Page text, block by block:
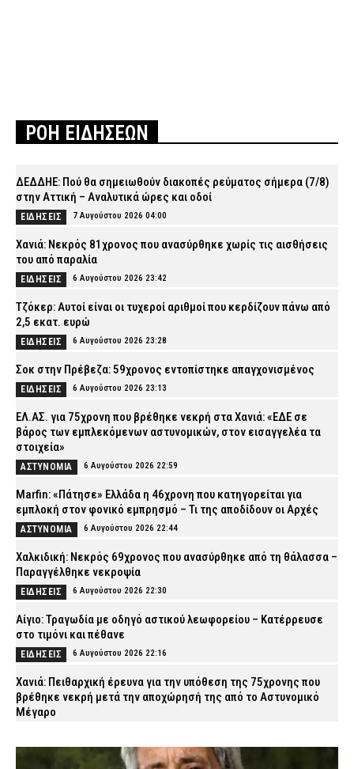
ΡΟΗ ΕΙΔΗΣΕΩΝ
ΔΕΔΔΗΕ: Πού θα σημειωθούν διακοπές ρεύματος σήμερα (7/8)
στην Αττική – Αναλυτικά ώρες και οδοί
ΕΙΔΗΣΕΙΣ 7 Αυγούστου 2026 04:00
Χανιά: Νεκρός 81χρονος που ανασύρθηκε χωρίς τις αισθήσεις
του από παραλία
ΕΙΔΗΣΕΙΣ 6 Αυγούστου 2026 23:42
Τζόκερ: Αυτοί είναι οι τυχεροί αριθμοί που κερδίζουν πάνω από
2,5 εκατ. ευρώ
ΕΙΔΗΣΕΙΣ 6 Αυγούστου 2026 23:28
Σοκ στην Πρέβεζα: 59χρονος εντοπίστηκε απαγχονισμένος
ΕΙΔΗΣΕΙΣ 6 Αυγούστου 2026 23:13
ΕΛ.ΑΣ. για 75χρονη που βρέθηκε νεκρή στα Χανιά: «ΕΔΕ σε
βάρος των εμπλεκόμενων αστυνομικών, στον εισαγγελέα τα
στοιχεία»
ΑΣΤΥΝΟΜΙΑ 6 Αυγούστου 2026 22:59
Marfin: «Πάτησε» Ελλάδα η 46χρονη που κατηγορείται για
εμπλοκή στον φονικό εμπρησμό – Τι της αποδίδουν οι Αρχές
ΑΣΤΥΝΟΜΙΑ 6 Αυγούστου 2026 22:44
Χαλκιδική: Νεκρός 69χρονος που ανασύρθηκε από τη θάλασσα –
Παραγγέλθηκε νεκροψία
ΕΙΔΗΣΕΙΣ 6 Αυγούστου 2026 22:30
Αίγιο: Τραγωδία με οδηγό αστικού λεωφορείου – Κατέρρευσε
στο τιμόνι και πέθανε
ΕΙΔΗΣΕΙΣ 6 Αυγούστου 2026 22:16
Χανιά: Πειθαρχική έρευνα για την υπόθεση της 75χρονης που
βρέθηκε νεκρή μετά την αποχώρησή της από το Αστυνομικό
Μέγαρο
Εύβοια: Νεκρός ο 35χρονος που πάλευε για τη ζωή του μετά το